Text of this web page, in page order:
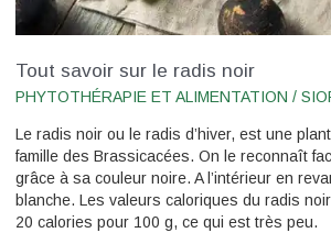
Tout savoir sur le radis noir
PHYTOTHÉRAPIE ET ALIMENTATION /
Le radis noir ou le radis d’hiver, est une
famille des Brassicacées. On le reconnaît
grâce à sa couleur noire. A l’intérieur en
blanche. Les valeurs caloriques du radis
20 calories pour 100 g, ce qui est très peu.